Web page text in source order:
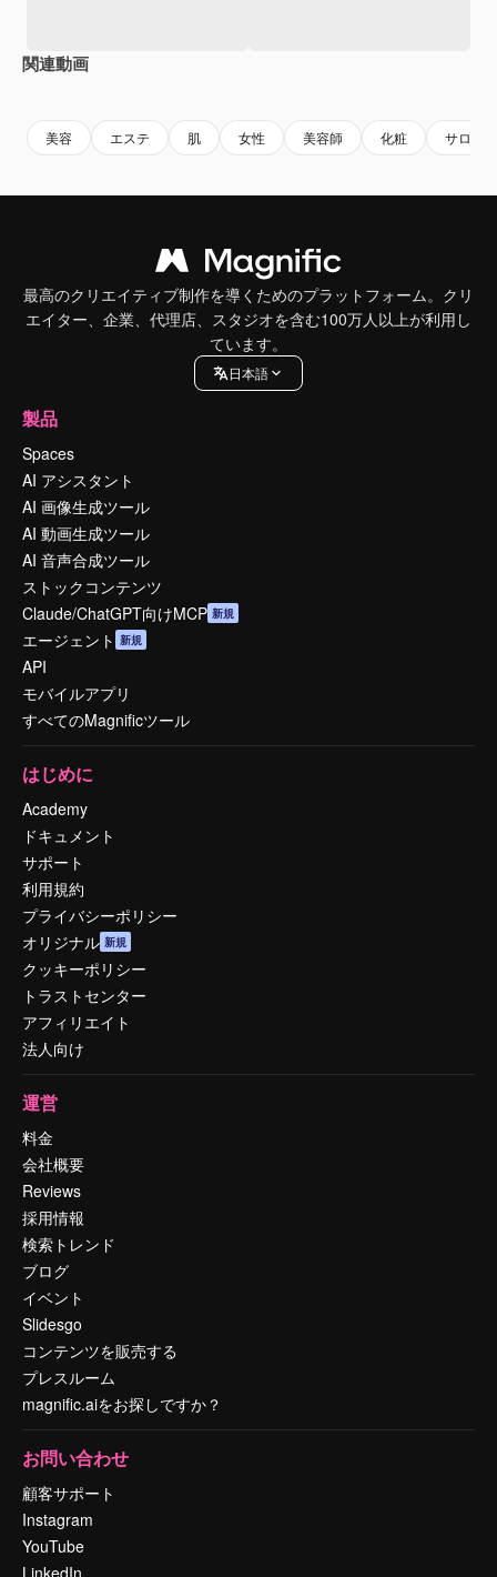
関連動画
美容 エステ 肌 女性 美容師 化粧 サロン
最高のクリエイティブ制作を導くためのプラットフォーム。クリ
エイター、企業、代理店、スタジオを含む100万人以上が利用し
ています。
日本語
製品
Spaces
AI アシスタント
AI 画像生成ツール
AI 動画生成ツール
AI 音声合成ツール
ストックコンテンツ
Claude/ChatGPT向けMCP 新規
エージェント 新規
API
モバイルアプリ
すべてのMagnificツール
はじめに
Academy
ドキュメント
サポート
利用規約
プライバシーポリシー
オリジナル 新規
クッキーポリシー
トラストセンター
アフィリエイト
法人向け
運営
料金
会社概要
Reviews
採用情報
検索トレンド
ブログ
イベント
Slidesgo
コンテンツを販売する
プレスルーム
magnific.aiをお探しですか？
お問い合わせ
顧客サポート
Instagram
YouTube
LinkedIn